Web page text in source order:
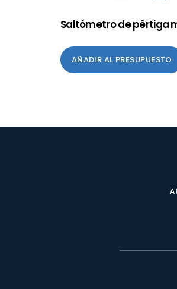
Saltómetro de pértiga
AÑADIR AL PRESUPUESTO